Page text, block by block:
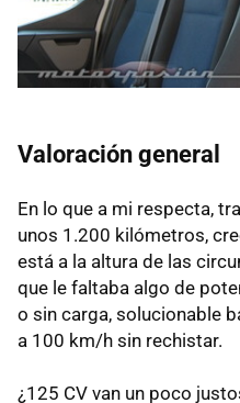
Valoración general
En lo que a mi respecta,
unos 1.200 kilómetros,
está a la altura de las
que le faltaba algo de
o sin carga, solucionable
a 100 km/h sin rechistar.
¿125 CV van un poco